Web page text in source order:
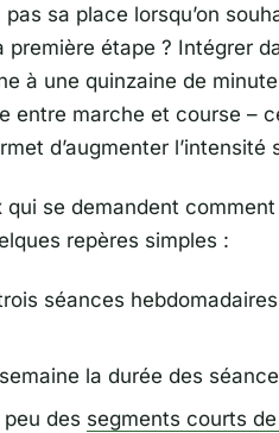
pas sa place lorsqu’on
première étape ? Intégrer
à une quinzaine de
entre marche et course –
d’augmenter l’intensité
qui se demandent
repères simples :
séances
la durée des
des segments courts